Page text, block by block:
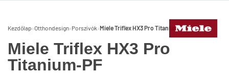
Kezdőlap›Otthondesign› Porszívók›Miele Triflex HX3 Pro Titanium-PF
Miele Triflex HX3 Pro
Titanium-PF